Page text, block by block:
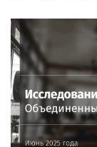
Блог
Контакты